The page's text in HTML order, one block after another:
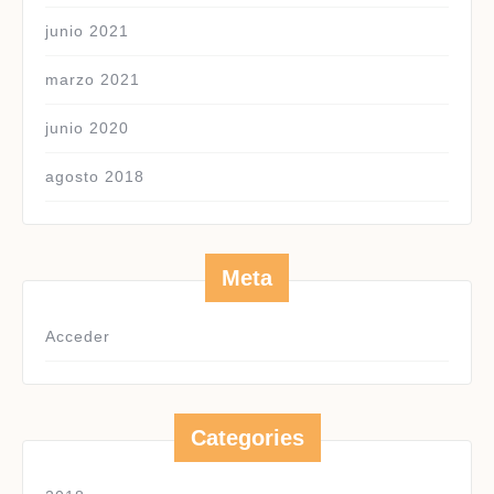
junio 2021
marzo 2021
junio 2020
agosto 2018
Meta
Acceder
Categories